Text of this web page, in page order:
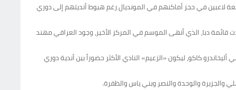
لاعبين في حجز أماكنهم في المونديال رغم هبوط أنديتهم إلى دوري
فيما شهدت قائمة دبا، الذي أنهى الموسم في المركز الأخير، وجود العراقي مهند
كاكو، ليكون «الزعيم» النادي الأكثر حضوراً بين أندية دوري
والجزيرة والوحدة والنصر وبني ياس والظفرة.